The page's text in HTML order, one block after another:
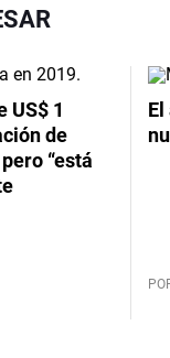
US$ 1
de
“está